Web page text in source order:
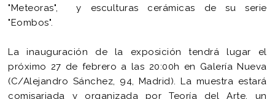
"Meteoras", y esculturas cerámicas de su serie
"Eombos".
La inauguración de la exposición tendrá lugar el
próximo 27 de febrero a las 20:00h en Galería Nueva
(C/Alejandro Sánchez, 94, Madrid). La muestra estará
comisariada y organizada por Teoría del Arte, un